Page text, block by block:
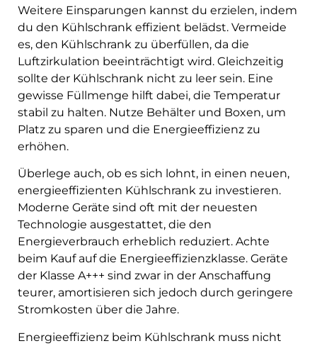
Weitere Einsparungen kannst du erzielen, indem
du den Kühlschrank effizient belädst. Vermeide
es, den Kühlschrank zu überfüllen, da die
Luftzirkulation beeinträchtigt wird. Gleichzeitig
sollte der Kühlschrank nicht zu leer sein. Eine
gewisse Füllmenge hilft dabei, die Temperatur
stabil zu halten. Nutze Behälter und Boxen, um
Platz zu sparen und die Energieeffizienz zu
erhöhen.
Überlege auch, ob es sich lohnt, in einen neuen,
energieeffizienten Kühlschrank zu investieren.
Moderne Geräte sind oft mit der neuesten
Technologie ausgestattet, die den
Energieverbrauch erheblich reduziert. Achte
beim Kauf auf die Energieeffizienzklasse. Geräte
der Klasse A+++ sind zwar in der Anschaffung
teurer, amortisieren sich jedoch durch geringere
Stromkosten über die Jahre.
Energieeffizienz beim Kühlschrank muss nicht